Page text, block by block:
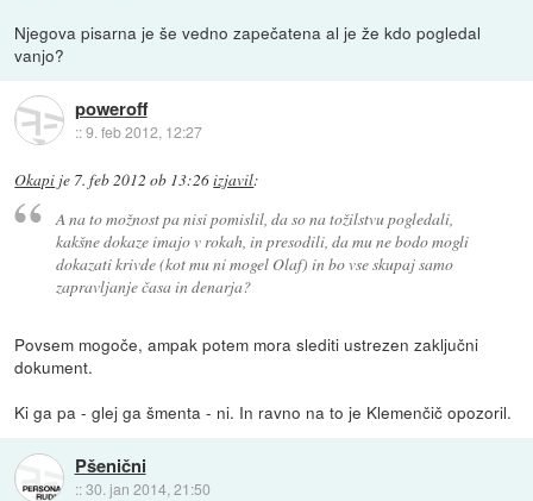
Njegova pisarna je še vedno zapečatena al je že kdo pogledal
vanjo?
poweroff
::9. feb 2012, 12:27
Okapi je 7. feb 2012 ob 13:26izjavil:
A na to možnost pa nisi pomislil, da so na tožilstvu pogledali,
kakšne dokaze imajo v rokah, in presodili, da mu ne bodo mogli
dokazati krivde (kot mu ni mogel Olaf) in bo vse skupaj samo
zapravljanje časa in denarja?
Povsem mogoče, ampak potem mora slediti ustrezen zaključni
dokument.
Ki ga pa - glej ga šmenta - ni. In ravno na to je Klemenčič opozoril.
Pšenični
::30. jan 2014, 21:50